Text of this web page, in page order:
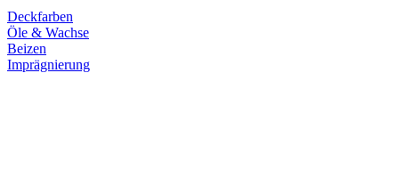
Deckfarben
Öle & Wachse
Beizen
Imprägnierung